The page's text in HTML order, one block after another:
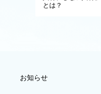
とは？
お知らせ